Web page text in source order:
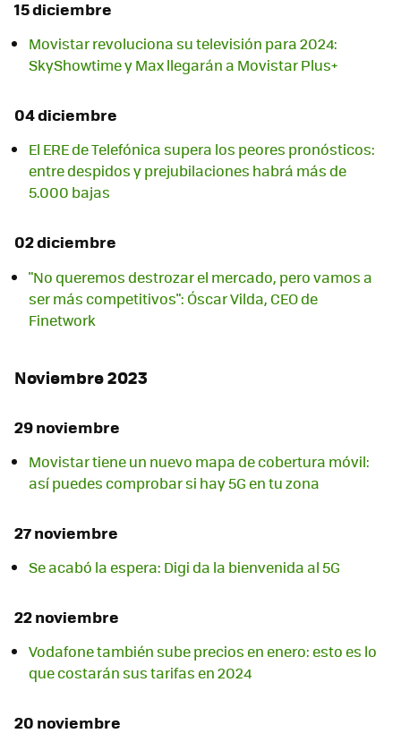
15 diciembre
Movistar revoluciona su televisión para 2024:
SkyShowtime y Max llegarán a Movistar Plus+
04 diciembre
El ERE de Telefónica supera los peores pronósticos:
entre despidos y prejubilaciones habrá más de
5.000 bajas
02 diciembre
"No queremos destrozar el mercado, pero vamos a
ser más competitivos": Óscar Vilda, CEO de
Finetwork
Noviembre 2023
29 noviembre
Movistar tiene un nuevo mapa de cobertura móvil:
así puedes comprobar si hay 5G en tu zona
27 noviembre
Se acabó la espera: Digi da la bienvenida al 5G
22 noviembre
Vodafone también sube precios en enero: esto es lo
que costarán sus tarifas en 2024
20 noviembre